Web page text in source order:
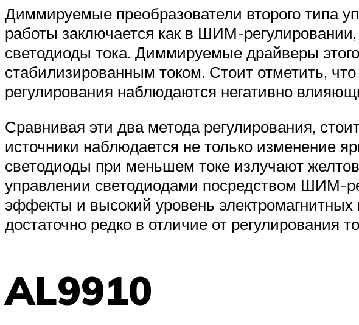
Диммируемые преобразователи второго типа
работы заключается как в ШИМ-
светодиоды тока. Диммируемые драйверы
стабилизированным током. Стоит отметить,
регулирования наблюдаются негативно
Сравнивая эти два метода регулирования,
источники наблюдается не только изменение
светодиоды при меньшем токе излучают
управлении светодиодами посредством ШИМ-
эффекты и высокий уровень
достаточно редко в отличие от регулирования
AL9910